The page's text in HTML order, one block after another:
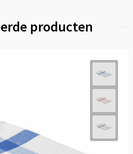
producten